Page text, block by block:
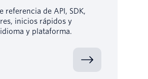
referencia de API, SDK,
inicios rápidos y
y plataforma.